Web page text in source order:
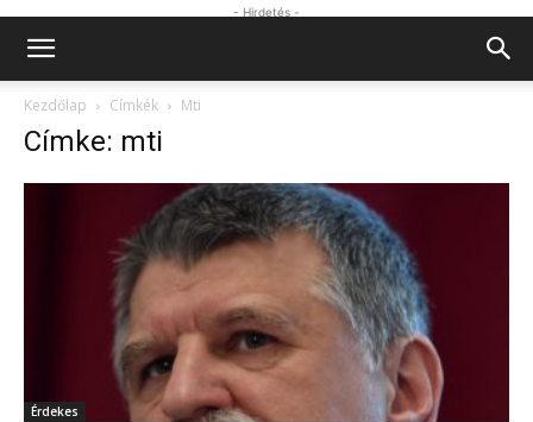
- Hirdetés -
Kezdőlap Címkék Mti
Címke: mti
Érdekes